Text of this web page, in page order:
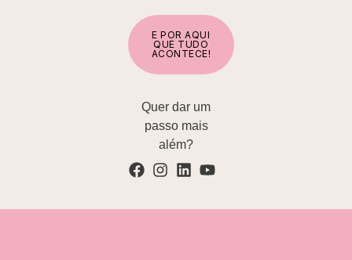
É POR AQUI
QUE TUDO
ACONTECE!
Quer dar um
passo mais
além?